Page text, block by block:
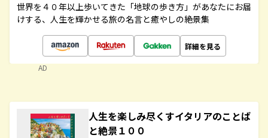
世界を４０年以上歩いてきた「地球の歩き方」があなたにお届
けする、人生を輝かせる旅の名言と癒やしの絶景集
詳細を見る
AD
人生を楽しみ尽くすイタリアのことば
と絶景１００